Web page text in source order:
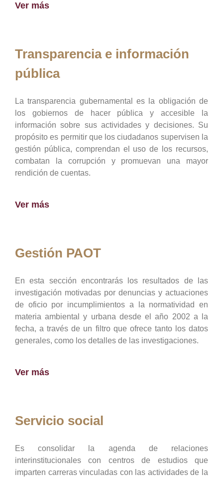
Ver más
Transparencia e información
pública
La transparencia gubernamental es la obligación de
los gobiernos de hacer pública y accesible la
información sobre sus actividades y decisiones. Su
propósito es permitir que los ciudadanos supervisen la
gestión pública, comprendan el uso de los recursos,
combatan la corrupción y promuevan una mayor
rendición de cuentas.
Ver más
Gestión PAOT
En esta sección encontrarás los resultados de las
investigación motivadas por denuncias y actuaciones
de oficio por incumplimientos a la normatividad en
materia ambiental y urbana desde el año 2002 a la
fecha, a través de un filtro que ofrece tanto los datos
generales, como los detalles de las investigaciones.
Ver más
Servicio social
Es consolidar la agenda de relaciones
interinstitucionales con centros de estudios que
imparten carreras vinculadas con las actividades de la